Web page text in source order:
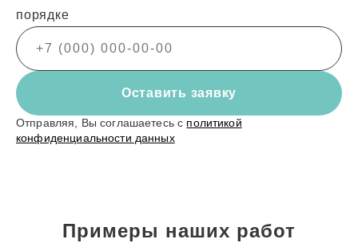
порядке
Оставить заявку
Отправляя, Вы соглашаетесь с политикой
конфиденциальности данных
Примеры наших работ